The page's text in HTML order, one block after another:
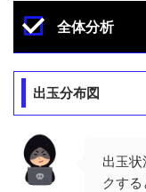
全体分析
出玉分布図
出玉
クす